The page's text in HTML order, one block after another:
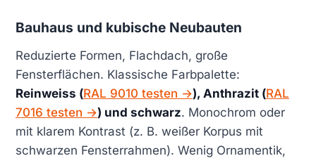
Bauhaus und kubische Neubauten
Reduzierte Formen, Flachdach, große
Fensterflächen. Klassische Farbpalette:
Reinweiss (RAL 9010 testen →), Anthrazit (RAL
7016 testen →) und schwarz. Monochrom oder
mit klarem Kontrast (z. B. weißer Korpus mit
schwarzen Fensterrahmen). Wenig Ornamentik,